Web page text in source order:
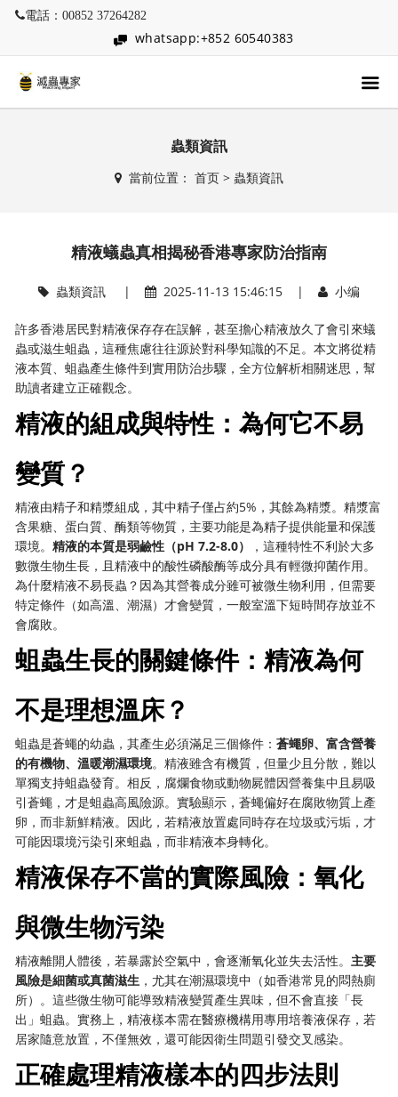
電話：00852 37264282
whatsapp:+852 60540383
蟲類資訊
當前位置： 首页> 蟲類資訊
精液蟻蟲真相揭秘香港專家防治指南
蟲類資訊| 2025-11-13 15:46:15 | 小编
許多香港居民對精液保存存在誤解，甚至擔心精液放久了會引來蟻
蟲或滋生蛆蟲，這種焦慮往往源於對科學知識的不足。本文將從精
液本質、蛆蟲產生條件到實用防治步驟，全方位解析相關迷思，幫
助讀者建立正確觀念。
精液的組成與特性：為何它不易
變質？
精液由精子和精漿組成，其中精子僅占約5%，其餘為精漿。精漿富
含果糖、蛋白質、酶類等物質，主要功能是為精子提供能量和保護
環境。精液的本質是弱鹼性（pH 7.2-8.0）
，這種特性不利於大多
數微生物生長，且精液中的酸性磷酸酶等成分具有輕微抑菌作用。
為什麼精液不易長蟲？因為其營養成分雖可被微生物利用，但需要
特定條件（如高溫、潮濕）才會變質，一般室溫下短時間存放並不
會腐敗。
蛆蟲生長的關鍵條件：精液為何
不是理想溫床？
蛆蟲是蒼蠅的幼蟲，其產生必須滿足三個條件：蒼蠅卵、富含營養
的有機物、溫暖潮濕環境。精液雖含有機質，但量少且分散，難以
單獨支持蛆蟲發育。相反，腐爛食物或動物屍體因營養集中且易吸
引蒼蠅，才是蛆蟲高風險源。實驗顯示，蒼蠅偏好在腐敗物質上產
卵，而非新鮮精液。因此，若精液放置處同時存在垃圾或污垢，才
可能因環境污染引來蛆蟲，而非精液本身轉化。
精液保存不當的實際風險：氧化
與微生物污染
精液離開人體後，若暴露於空氣中，會逐漸氧化並失去活性。主要
風險是細菌或真菌滋生 ，尤其在潮濕環境中（如香港常見的悶熱廁
所）。這些微生物可能導致精液變質產生異味，但不會直接「長
出」蛆蟲。實務上，精液樣本需在醫療機構用專用培養液保存，若
居家隨意放置，不僅無效，還可能因衛生問題引發交叉感染。
正確處理精液樣本的四步法則